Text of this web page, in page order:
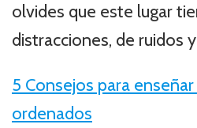
olvides que este lugar
distracciones, de ruidos
5 Consejos para
ordenados